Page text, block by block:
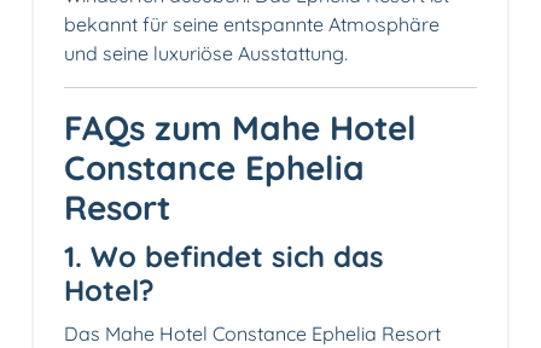
bekannt für seine entspannte Atmosphäre
und seine luxuriöse Ausstattung.
FAQs zum Mahe Hotel
Constance Ephelia
Resort
1. Wo befindet sich das
Hotel?
Das Mahe Hotel Constance Ephelia Resort